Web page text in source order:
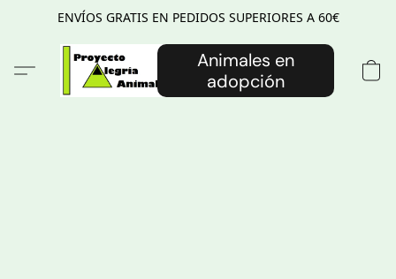
ENVÍOS GRATIS EN PEDIDOS SUPERIORES A 60€
Animales en
adopción